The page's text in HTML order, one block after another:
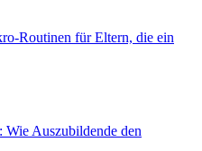
Routinen für Eltern, die ein
Auszubildende den